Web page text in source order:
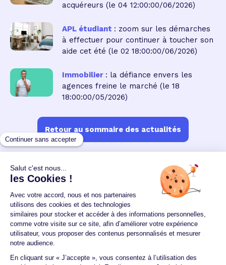
acquéreurs (le 04 12:00:00/06/2026)
APL étudiant : zoom sur les démarches
à effectuer pour continuer à toucher son
aide cet été (le 02 18:00:00/06/2026)
Immobilier : la défiance envers les
agences freine le marché (le 18
18:00:00/05/2026)
Retour au sommaire des actualités
Un crédit vous engage et doit être remboursé.
Vérifiez vos capacités de remboursement avant de
vous engager.
Aucun versement, de quelque nature que ce soit, ne